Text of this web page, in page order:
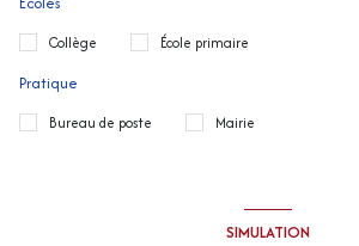
Collège École primaire
Pratique
Bureau de poste Mairie
SIMULATION